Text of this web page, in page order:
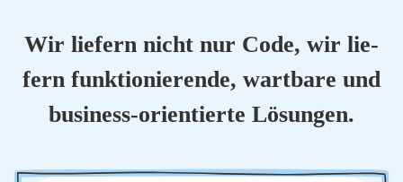
Wir lie­fern nicht nur Code, wir lie­
fern funk­tio­nie­ren­de, wart­ba­re und
busi­ness-ori­en­tier­te Lösun­gen.